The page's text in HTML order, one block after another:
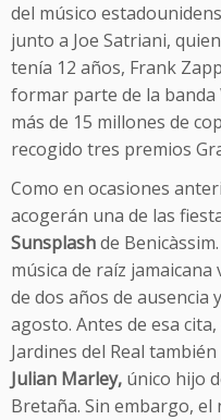
del músico
junto a Joe Satriani,
tenía 12 años, Frank
formar parte de la banda
más de 15 millones de
recogido tres premios
Como en ocasiones
acogerán una de las
Sunsplashde
música de raíz
de dos años de ausencia
agosto. Antes de esa
Jardines del Real
Julian Marley, único hijo
Bretaña. Sin embargo,